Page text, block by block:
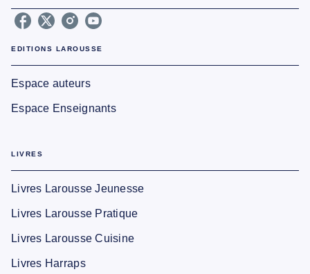
EDITIONS LAROUSSE
Espace auteurs
Espace Enseignants
LIVRES
Livres Larousse Jeunesse
Livres Larousse Pratique
Livres Larousse Cuisine
Livres Harraps